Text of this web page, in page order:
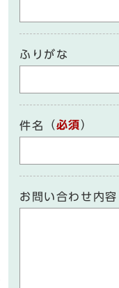
ふりがな
件名 （必須）
お問い合わせ内容